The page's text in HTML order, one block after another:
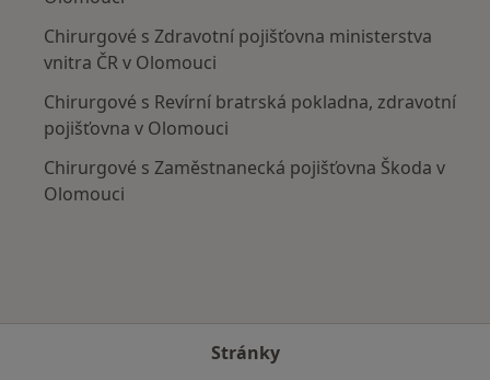
Chirurgové s Zdravotní pojišťovna ministerstva
vnitra ČR v Olomouci
Chirurgové s Revírní bratrská pokladna, zdravotní
pojišťovna v Olomouci
Chirurgové s Zaměstnanecká pojišťovna Škoda v
Olomouci
Stránky